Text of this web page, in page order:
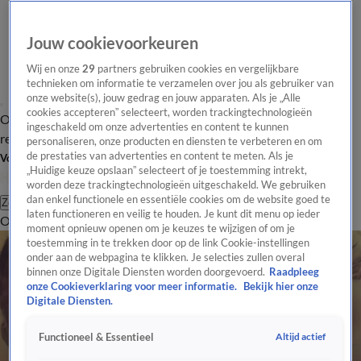
Overzicht Laatste nieuws Regionieuws Het beste van Hart
Tip de
redactie
Volg Hart van Nederland
Zoeken
OverzichtRegioUitzendingenWeerTip de redactiePanelVideo's
Jouw cookievoorkeuren
Wij en onze29 partners gebruiken cookies en vergelijkbare
technieken om informatie te verzamelen over jou als gebruiker van
onze website(s), jouw gedrag en jouw apparaten. Als je „Alle
cookies accepteren” selecteert, worden trackingtechnologieën
ingeschakeld om onze advertenties en content te kunnen
personaliseren, onze producten en diensten te verbeteren en om
de prestaties van advertenties en content te meten. Als je
„Huidige keuze opslaan” selecteert of je toestemming intrekt,
worden deze trackingtechnologieën uitgeschakeld. We gebruiken
dan enkel functionele en essentiële cookies om de website goed te
laten functioneren en veilig te houden. Je kunt dit menu op ieder
moment opnieuw openen om je keuzes te wijzigen of om je
toestemming in te trekken door op de link Cookie-instellingen
onder aan de webpagina te klikken. Je selecties zullen overal
binnen onze Digitale Diensten worden doorgevoerd. Raadpleeg
onze Cookieverklaring voor meer informatie.
Bekijk hier onze
Digitale Diensten.
Functioneel & Essentieel Altijd actief